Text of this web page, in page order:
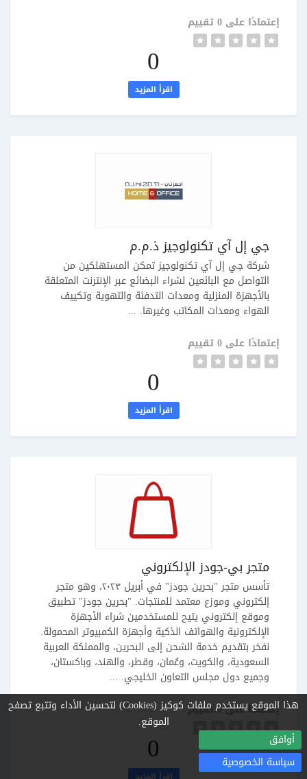
هذا الموقع يستخدم ملفات كوكيز (Cookies) لتحسين الأداء وتتبع تصفح
الموقع.
أوافق
سياسة الخصوصية
إعتمادًا على 0 تقييم
0
اقرأ المزيد
جي إل آي تكنولوجيز ذ.م.م
شركة جي إل آي تكنولوجيز تمكن المستهلكين من
التواصل مع البائعين لشراء البضائع عبر الإنترنت المتعلقة
بالأجهزة المنزلية ومعدات التدفئة والتهوية وتكييف
الهواء ومعدات المكاتب وغيرها. ...
إعتمادًا على 0 تقييم
0
اقرأ المزيد
متجر بي-جودز الإلكتروني
تأسس متجر "بحرين جودز" في أبريل ٢٠٢٣، وهو متجر
إلكتروني وموزع معتمد للمنتجات. "بحرين جودز" تطبيق
وموقع إلكتروني يتيح للمستخدمين شراء الأجهزة
الإلكترونية والهواتف الذكية وأجهزة الكمبيوتر المحمولة.
نفخر بتقديم خدمة الشحن إلى البحرين، والمملكة العربية
السعودية، والكويت، وعُمان، وقطر، والهند، وباكستان،
وجميع دول مجلس التعاون الخليجي. ...
إعتمادًا على 0 تقييم
0